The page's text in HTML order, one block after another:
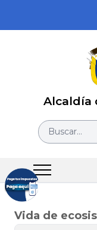
Alcaldía
Buscar...
Vida de